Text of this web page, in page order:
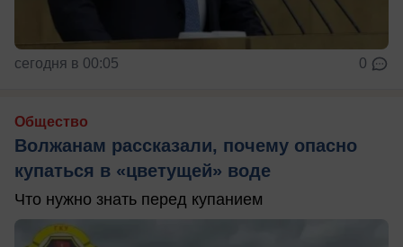
сегодня в 00:05 0
Общество
Волжанам рассказали, почему опасно
купаться в «цветущей» воде
Что нужно знать перед купанием